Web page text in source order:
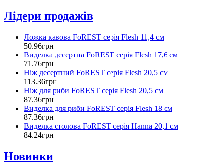
Лідери продажів
Ложка кавова FoREST серія Flesh 11,4 см
50.96грн
Виделка десертна FoREST серія Flesh 17,6 см
71 .76грн
Ніж десертний FoREST серія Flesh 20,5 см
113.36грн
Ніж для риби FoREST серія Flesh 20,5 см
87.36грн
Виделка для риби FoREST серія Flesh 18 см
87.36грн
Виделка столова FoREST серія Hanna 20,1 см
84.24грн
Новинки